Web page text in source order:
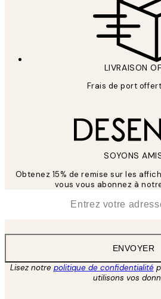
LIVRAISON
Frais de port
SOYONS
Obtenez 15% de remise sur les
vous vous abonnez à
ENVOYER
Lisez notre politique de confidentialité
utilisons vos